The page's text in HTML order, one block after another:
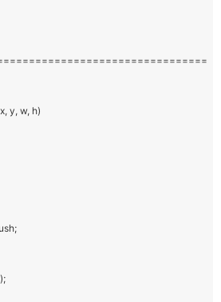
y, w, h)